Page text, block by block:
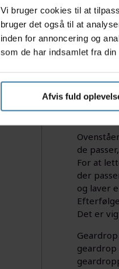
Vi bruger cookies til at
bruger det også til at
inden for annoncering og
som de har indsamlet fra
Afvis fuld
+10 på lager
Dette
de
For at
der
og laver
Det er
geardrop